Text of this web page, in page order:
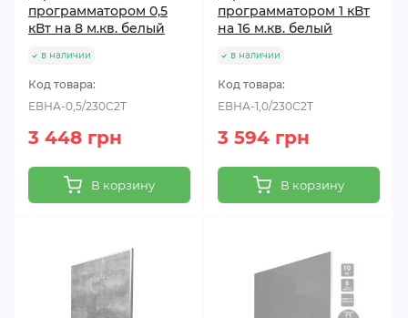
программатором 0,5
кВт на 8 м.кв. белый
в наличии
Код товара:
ЕВНА-0,5/230С2Т
3 448 грн
В корзину
программатором 1 кВт
на 16 м.кв. белый
в наличии
Код товара:
ЕВНА-1,0/230С2Т
3 594 грн
В корзину